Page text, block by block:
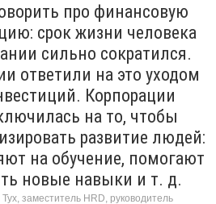
про финансовую
срок жизни человека
сильно сократился.
ответили на это уходом
Корпорации
на то, чтобы
развитие людей:
на обучение, помогают
новые навыки и т. д.
заместитель HRD, руководитель